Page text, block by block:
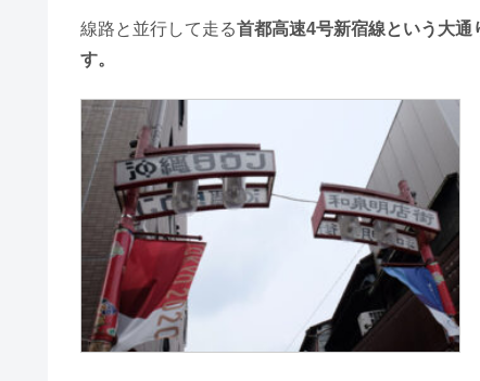
線路と並行して走る首都高速4号新宿線という大通
す。